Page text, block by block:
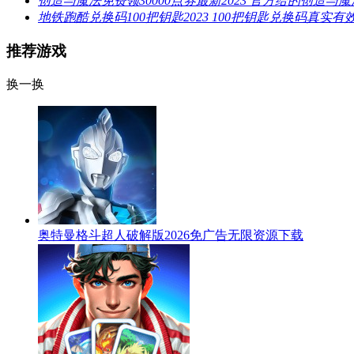
地铁跑酷兑换码100把钥匙2023 100把钥匙兑换码真实有
推荐游戏
换一换
奥特曼格斗超人破解版2026免广告无限资源下载